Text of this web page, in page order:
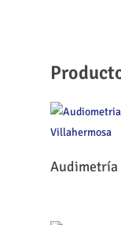
Leer
Audimetría